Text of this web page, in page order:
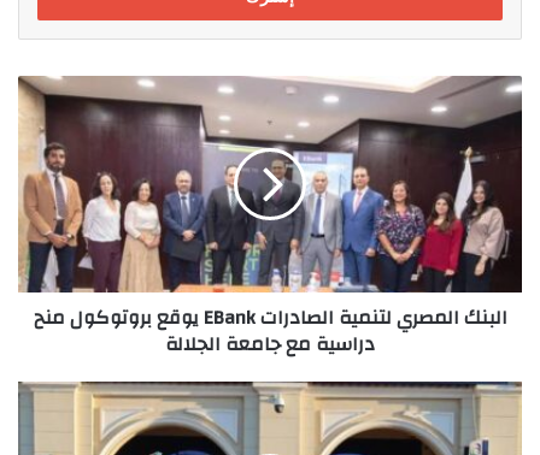
البنك
المصري
الصادرات
EBank
يوقع
بروتوكول
منح
دراسية
البنك المصري لتنمية الصادرات EBank يوقع بروتوكول منح
دراسية مع جامعة الجلالة
10
جعلت